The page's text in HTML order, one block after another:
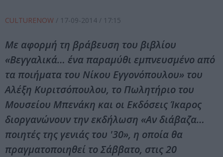
CULTURENOW / 17-09-2014 / 17:15
Με αφορμή τη βράβευση του βιβλίου
«Βεγγαλικά… ένα παραμύθι εμπνευσμένο από
τα ποιήματα του Νίκου Εγγονόπουλου» του
Αλέξη Κυριτσόπουλου, το Πωλητήριο του
Μουσείου Μπενάκη και οι Εκδόσεις Ίκαρος
διοργανώνουν την εκδήλωση «Αν διάβαζα…
ποιητές της γενιάς του '30», η οποία θα
πραγματοποιηθεί το Σάββατο, στις 20